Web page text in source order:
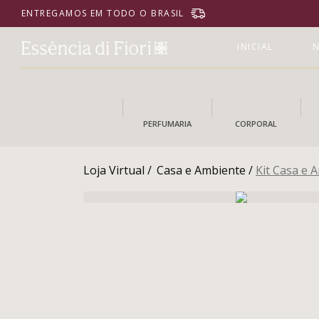
ENTREGAMOS EM TODO O BRASIL
INICIAL
PERFUMARIA CORPORAL
Loja Virtual / Casa e Ambiente / Kit Casa e